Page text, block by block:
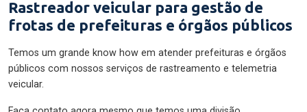
Rastreador veicular para gestão de
frotas de prefeituras e órgãos públicos
Temos um grande know how em atender prefeituras e órgãos
públicos com nossos serviços de rastreamento e telemetria
veicular.